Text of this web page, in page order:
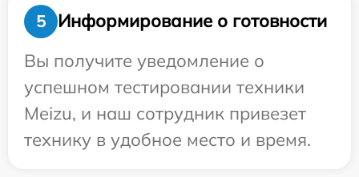
5
Информирование о готовности
Вы получите уведомление о
успешном тестировании техники
Meizu, и наш сотрудник привезет
технику в удобное место и время.